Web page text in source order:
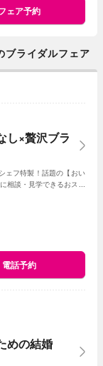
ェア予約
ライダルフェア
し×贅沢ブラ
ェフ特製！話題の【おい
相談・見学できるおスス
電話予約
めの結婚